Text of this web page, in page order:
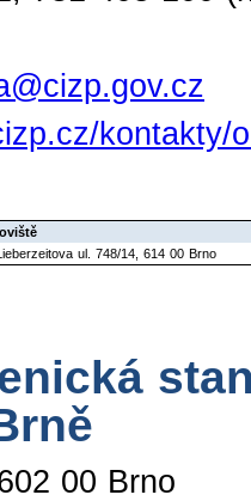
kontakty/
ul. 748/14, 614 00 Brno
00 Brno